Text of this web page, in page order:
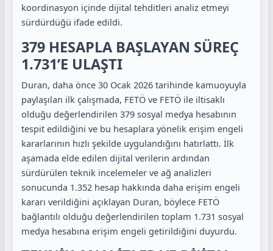
koordinasyon içinde dijital tehditleri analiz etmeyi
sürdürdüğü ifade edildi.
379 HESAPLA BAŞLAYAN SÜREÇ
1.731’E ULAŞTI
Duran, daha önce 30 Ocak 2026 tarihinde kamuoyuyla
paylaşılan ilk çalışmada, FETÖ ve FETÖ ile iltisaklı
olduğu değerlendirilen 379 sosyal medya hesabının
tespit edildiğini ve bu hesaplara yönelik erişim engeli
kararlarının hızlı şekilde uygulandığını hatırlattı. İlk
aşamada elde edilen dijital verilerin ardından
sürdürülen teknik incelemeler ve ağ analizleri
sonucunda 1.352 hesap hakkında daha erişim engeli
kararı verildiğini açıklayan Duran, böylece FETÖ
bağlantılı olduğu değerlendirilen toplam 1.731 sosyal
medya hesabına erişim engeli getirildiğini duyurdu.